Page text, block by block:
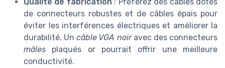
de connecteurs robustes et de câbles épais pour
éviter les interférences électriques et améliorer la
durabilité. Uncâble VGA noiravec des connecteurs
mâles plaqués or pourrait offrir une meilleure
conductivité.